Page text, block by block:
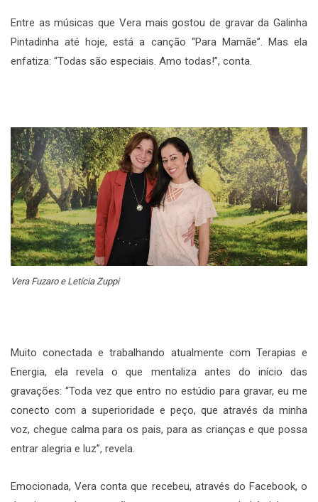
Entre as músicas que Vera mais gostou de gravar da Galinha
Pintadinha até hoje, está a canção “Para Mamãe”. Mas ela
enfatiza: “Todas são especiais. Amo todas!”, conta.
Vera Fuzaro e Letícia Zuppi
Muito conectada e trabalhando atualmente com Terapias e
Energia, ela revela o que mentaliza antes do início das
gravações: “Toda vez que entro no estúdio para gravar, eu me
conecto com a superioridade e peço, que através da minha
voz, chegue calma para os pais, para as crianças e que possa
entrar alegria e luz”, revela.
Emocionada, Vera conta que recebeu, através do Facebook, o